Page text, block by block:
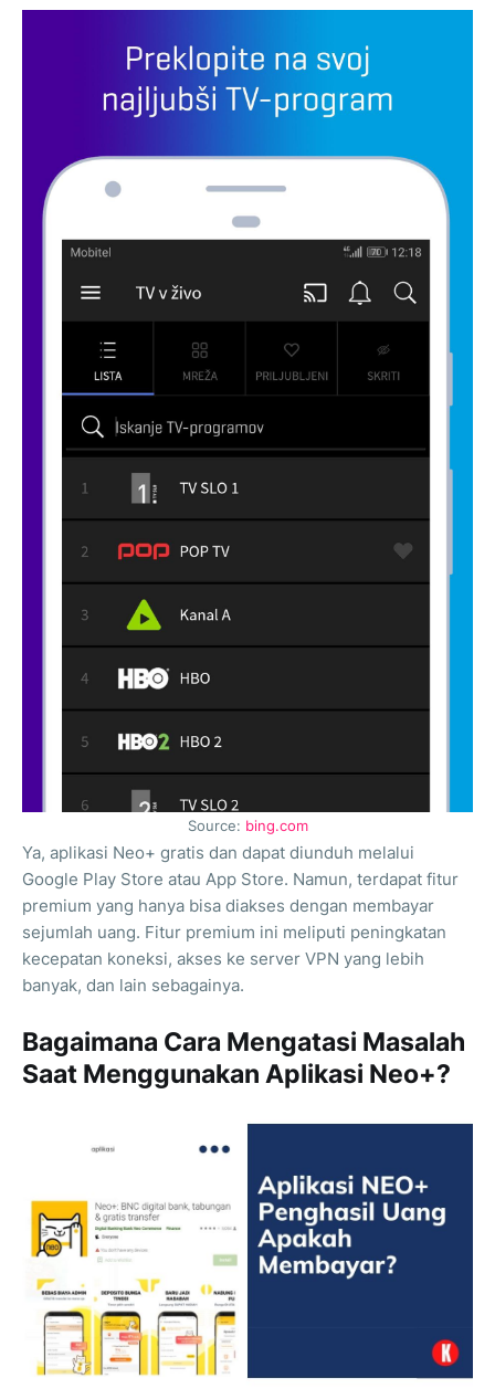
Source: bing.com
Ya, aplikasi Neo+ gratis dan dapat diunduh melalui
Google Play Store atau App Store. Namun, terdapat fitur
premium yang hanya bisa diakses dengan membayar
sejumlah uang. Fitur premium ini meliputi peningkatan
kecepatan koneksi, akses ke server VPN yang lebih
banyak, dan lain sebagainya.
Bagaimana Cara Mengatasi Masalah
Saat Menggunakan Aplikasi Neo+?